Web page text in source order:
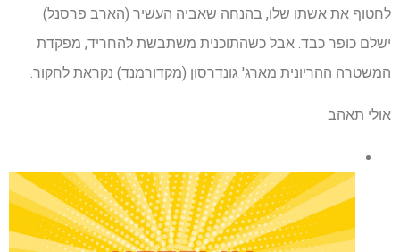
לחטוף את אשתו שלו, בהנחה שאביה העשיר (הארב פרסנל)
ישלם כופר כבד. אבל כשהתוכנית משתבשת להחריד, מפקדת
המשטרה ההריונית מארג' גונדרסון (מקדורמנד) נקראת לחקור.
אולי תאהב